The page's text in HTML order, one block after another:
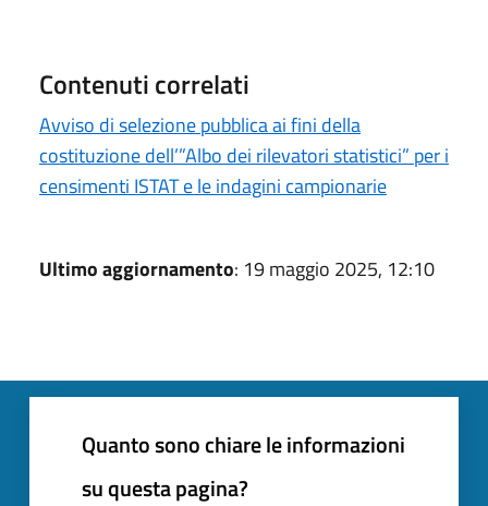
Contenuti correlati
Avviso di selezione pubblica ai fini della
costituzione dell’”Albo dei rilevatori statistici” per i
censimenti ISTAT e le indagini campionarie
Ultimo aggiornamento: 19 maggio 2025, 12:10
Quanto sono chiare le informazioni
su questa pagina?